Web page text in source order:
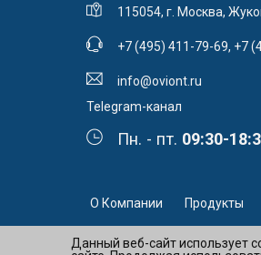
115054, г. Москва,
+7 (495) 411-79-69, +7
info@oviont.ru
Telegram-канал
Пн. - пт. 09:30-
О Компании Продукты
Данный веб-сайт использует